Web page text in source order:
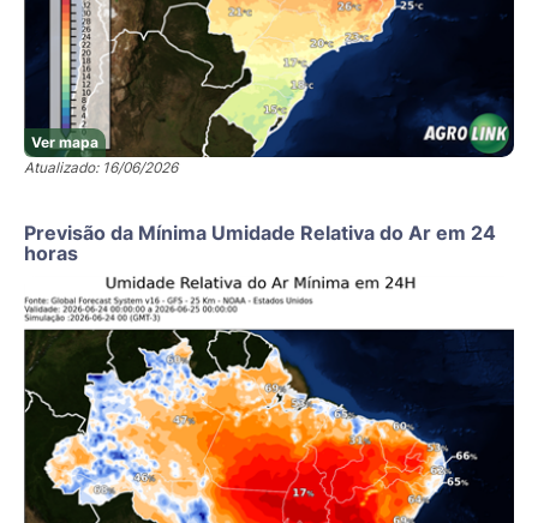
Ver mapa
Atualizado: 16/06/2026
Previsão da Mínima Umidade Relativa do Ar em 24
horas